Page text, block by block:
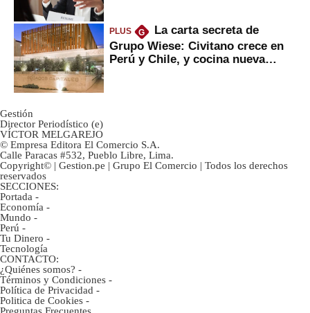
PLUS G
La carta secreta de
Grupo Wiese: Civitano crece en
Perú y Chile, y cocina nueva
Gestión
Director Periodístico (e)
VÍCTOR MELGAREJO
© Empresa Editora El Comercio S.A.
Calle Paracas #532, Pueblo Libre, Lima.
Copyright© | Gestion.pe | Grupo El Comercio | Todos los derechos
reservados
SECCIONES:
Portada -
Economía -
Mundo -
Perú -
Tu Dinero -
Tecnología
CONTACTO:
¿Quiénes somos? -
Términos y Condiciones -
Política de Privacidad -
Politica de Cookies -